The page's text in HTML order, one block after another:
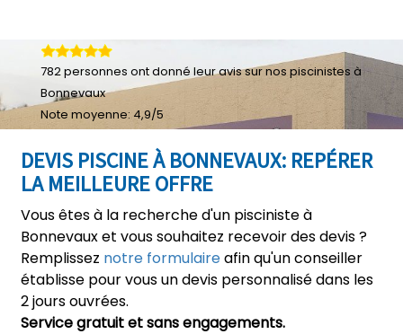
DEVIS PISCINE À BONNEVAUX: REPÉRER
LA MEILLEURE OFFRE
Vous êtes à la recherche d'un pisciniste à
Bonnevaux et vous souhaitez recevoir des devis ?
Remplissez notre formulaireafin qu'un conseiller
établisse pour vous un devis personnalisé dans les
2 jours ouvrées.
Service gratuit et sans engagements.
782personnes ont donné leuravis sur nos piscinistes à
Bonnevaux
Note moyenne: 4,9/5